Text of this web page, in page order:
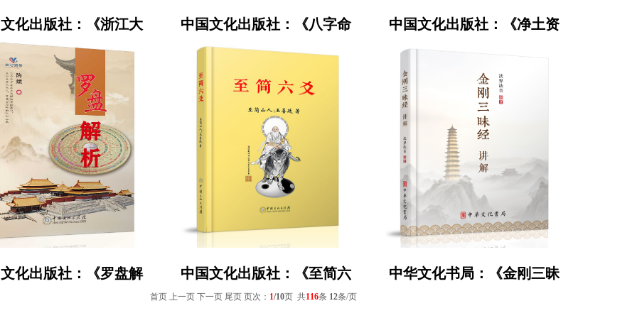
化出版社：《浙江大 中国文化出版社：《八字命 中国文化出版社：《净土资
化出版社：《罗盘解 中国文化出版社：《至简六 中华文化书局：《金刚三昧
首页 上一页 下一页 尾页页次： 1/10页 共116条 12条/页